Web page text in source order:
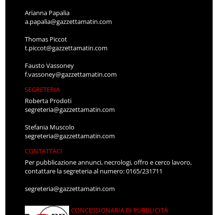
Arianna Papalia
a.papalia@gazzettamatin.com
Thomas Piccot
t.piccot@gazzettamatin.com
Fausto Vassoney
f.vassoney@gazzettamatin.com
SEGRETERIA
Roberta Prodoti
segreteria@gazzettamatin.com
Stefania Muscolo
segreteria@gazzettamatin.com
CONTATTACI
Per pubblicazione annunci, necrologi, offro e cerco lavoro,
contattare la segreteria al numero: 0165/231711
segreteria@gazzettamatin.com
CONCESSIONARIA DI PUBBLICITÀ